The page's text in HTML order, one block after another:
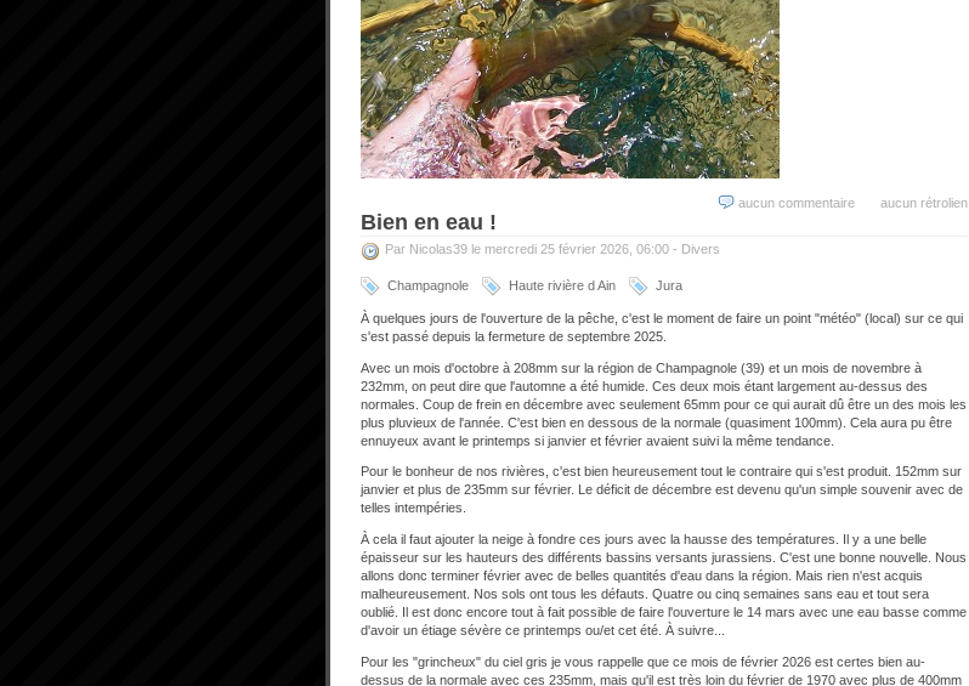
aucun commentaire aucun rétrolien
Bien en eau !
Par Nicolas39 le mercredi 25 février 2026, 06:00 - Divers
Champagnole Haute rivière d Ain Jura
À quelques jours de l'ouverture de la pêche, c'est le moment de faire un point "météo" (local) sur ce qui
s'est passé depuis la fermeture de septembre 2025.
Avec un mois d'octobre à 208mm sur la région de Champagnole (39) et un mois de novembre à
232mm, on peut dire que l'automne a été humide. Ces deux mois étant largement au-dessus des
normales. Coup de frein en décembre avec seulement 65mm pour ce qui aurait dû être un des mois les
plus pluvieux de l'année. C'est bien en dessous de la normale (quasiment 100mm). Cela aura pu être
ennuyeux avant le printemps si janvier et février avaient suivi la même tendance.
Pour le bonheur de nos rivières, c'est bien heureusement tout le contraire qui s'est produit. 152mm sur
janvier et plus de 235mm sur février. Le déficit de décembre est devenu qu'un simple souvenir avec de
telles intempéries.
À cela il faut ajouter la neige à fondre ces jours avec la hausse des températures. Il y a une belle
épaisseur sur les hauteurs des différents bassins versants jurassiens. C'est une bonne nouvelle. Nous
allons donc terminer février avec de belles quantités d'eau dans la région. Mais rien n'est acquis
malheureusement. Nos sols ont tous les défauts. Quatre ou cinq semaines sans eau et tout sera
oublié. Il est donc encore tout à fait possible de faire l'ouverture le 14 mars avec une eau basse comme
d'avoir un étiage sévère ce printemps ou/et cet été. À suivre...
Pour les "grincheux" du ciel gris je vous rappelle que ce mois de février 2026 est certes bien au-
dessus de la normale avec ces 235mm, mais qu'il est très loin du février de 1970 avec plus de 400mm